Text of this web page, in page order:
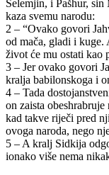
Šelemjin, i Pašhur,
kaza svemu narodu:
2 – “Ovako govori
od mača, gladi i kuge.
život će mu ostati kao
3 – Jer ovako govori
kralja babilonskoga i
4 – Tada
on zaista
kad takve riječi pred
ovoga naroda, nego
5 – A kralj Sidkija
ionako više nema